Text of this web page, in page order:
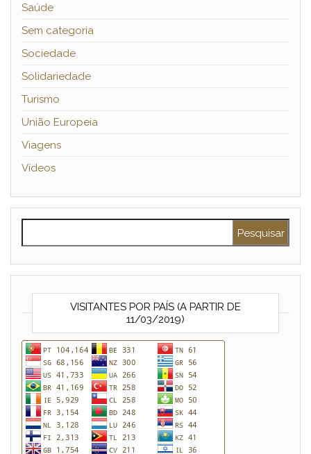
Saúde
Sem categoria
Sociedade
Solidariedade
Turismo
União Europeia
Viagens
Vídeos
VISITANTES POR PAÍS (A PARTIR DE
11/03/2019)